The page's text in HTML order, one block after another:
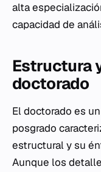
alta
capacidad de
Estructura
doctorado
El doctorado es
posgrado
estructural y su
Aunque los